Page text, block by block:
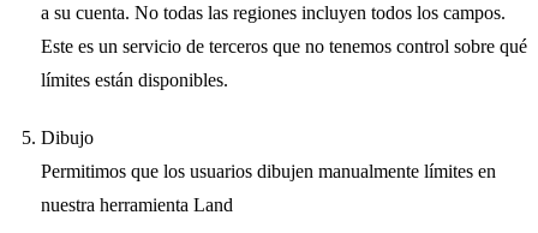
a su cuenta. No todas las regiones incluyen todos los campos.
Este es un servicio de terceros que no tenemos control sobre qué
límites están disponibles.
Dibujo
Permitimos que los usuarios dibujen manualmente límites en
nuestra herramienta Land